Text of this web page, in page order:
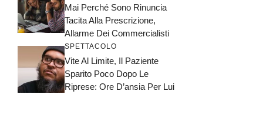
Mai Perché Sono Rinuncia
Tacita Alla Prescrizione,
Allarme Dei Commercialisti
SPETTACOLO
Vite Al Limite, Il Paziente
Sparito Poco Dopo Le
Riprese: Ore D’ansia Per Lui